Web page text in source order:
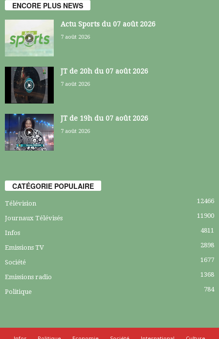
ENCORE PLUS NEWS
Actu Sports du 07 août 2026
7 août 2026
JT de 20h du 07 août 2026
7 août 2026
JT de 19h du 07 août 2026
7 août 2026
CATÉGORIE POPULAIRE
Télévision 12466
Journaux Télévisés 11900
Infos 4811
Emissions TV 2898
Société 1677
Emissions radio 1368
Politique 784